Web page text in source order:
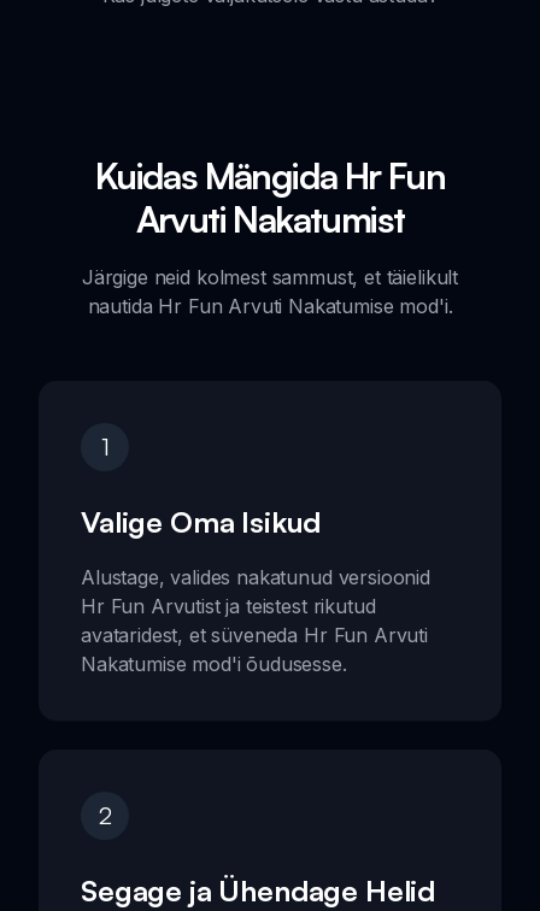
Kuidas Mängida Hr Fun
Arvuti Nakatumist
Järgige neid kolmest sammust, et täielikult
nautida Hr Fun Arvuti Nakatumise mod'i.
1
Valige Oma Isikud
Alustage, valides nakatunud versioonid
Hr Fun Arvutist ja teistest rikutud
avataridest, et süveneda Hr Fun Arvuti
Nakatumise mod'i õudusesse.
2
Segage ja Ühendage Helid